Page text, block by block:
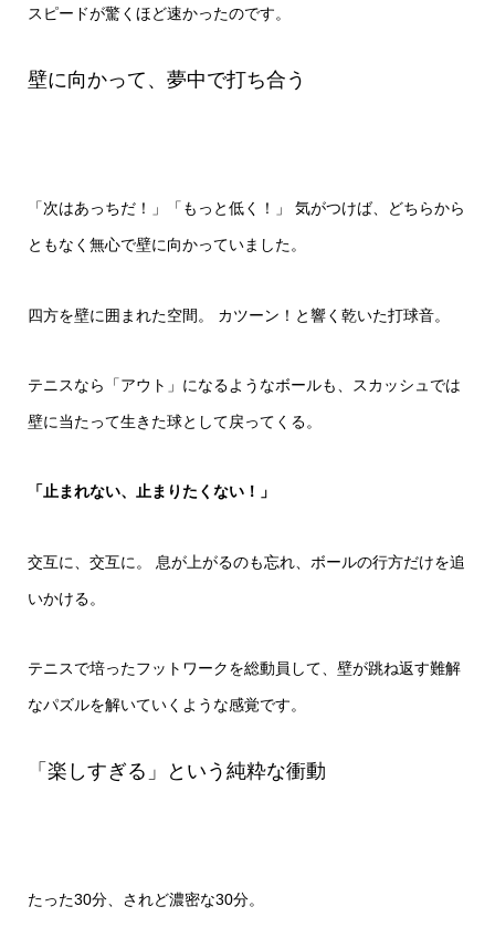
スピードが驚くほど速かったのです。
壁に向かって、夢中で打ち合う
「次はあっちだ！」「もっと低く！」 気がつけば、どちらから
ともなく無心で壁に向かっていました。
四方を壁に囲まれた空間。 カツーン！と響く乾いた打球音。
テニスなら「アウト」になるようなボールも、スカッシュでは
壁に当たって生きた球として戻ってくる。
「止まれない、止まりたくない！」
交互に、交互に。 息が上がるのも忘れ、ボールの行方だけを追
いかける。
テニスで培ったフットワークを総動員して、壁が跳ね返す難解
なパズルを解いていくような感覚です。
「楽しすぎる」という純粋な衝動
たった30分、されど濃密な30分。